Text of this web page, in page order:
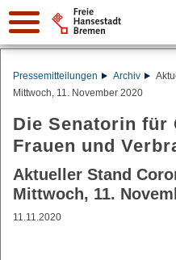
Suche:
Pressemitteilungen Archiv
Mittwoch, 11. November 2020
Die Senatorin für
Frauen und
Aktueller Stand
Mittwoch, 11.
11.11.2020